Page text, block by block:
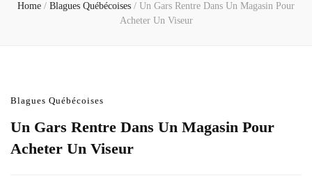
Home / Blagues Québécoises / Un Gars Rentre Dans Un Magasin Pour
Acheter Un Viseur
Blagues Québécoises
Un Gars Rentre Dans Un Magasin Pour
Acheter Un Viseur